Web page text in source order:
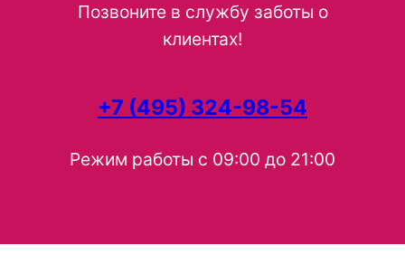
Позвоните в службу заботы о
клиентах!
+7 (495) 324-98-54
Режим работы с 09:00 до 21:00